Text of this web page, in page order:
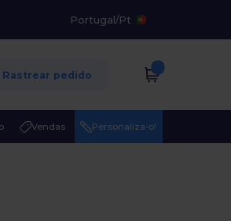
Portugal/Pt
Rastrear pedido
Vendas Personaliza-o!